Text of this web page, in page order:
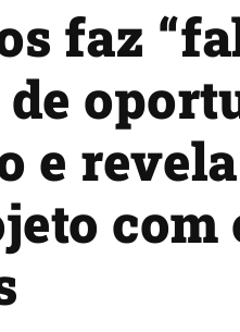
faz
e
com